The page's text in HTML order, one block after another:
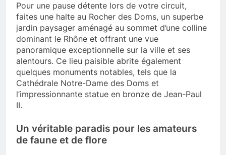
Pour une pause détente lors de votre circuit,
faites une halte au Rocher des Doms, un superbe
jardin paysager aménagé au sommet d’une colline
dominant le Rhône et offrant une vue
panoramique exceptionnelle sur la ville et ses
alentours. Ce lieu paisible abrite également
quelques monuments notables, tels que la
Cathédrale Notre-Dame des Doms et
l’impressionnante statue en bronze de Jean-Paul
II.
Un véritable paradis pour les amateurs
de faune et de flore